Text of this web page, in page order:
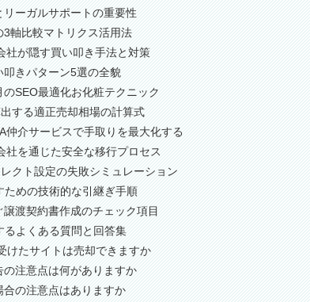
ーガルサポートの重要性
軸比較マトリクス活用法
社が隠す買い叩き手法と対策
きパターン5選の全貌
SEO最適化お化粧テクニック
する適正売却相場の計算式
介サービスで手取りを最大化する
を通じた安全な移行プロセス
クト設定の失敗シミュレーション
めの技術的な引継ぎ手順
渡契約書作成のチェック項目
よくある質問と回答集
けたサイトは売却できますか
注意点は何がありますか
の注意点はありますか